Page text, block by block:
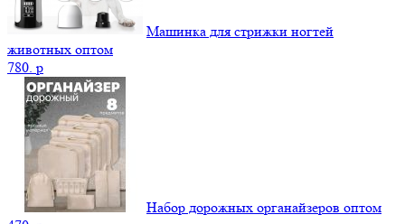
Машинка для стрижки ногтей
животных оптом
780. p
Набор дорожных органайзеров оптом